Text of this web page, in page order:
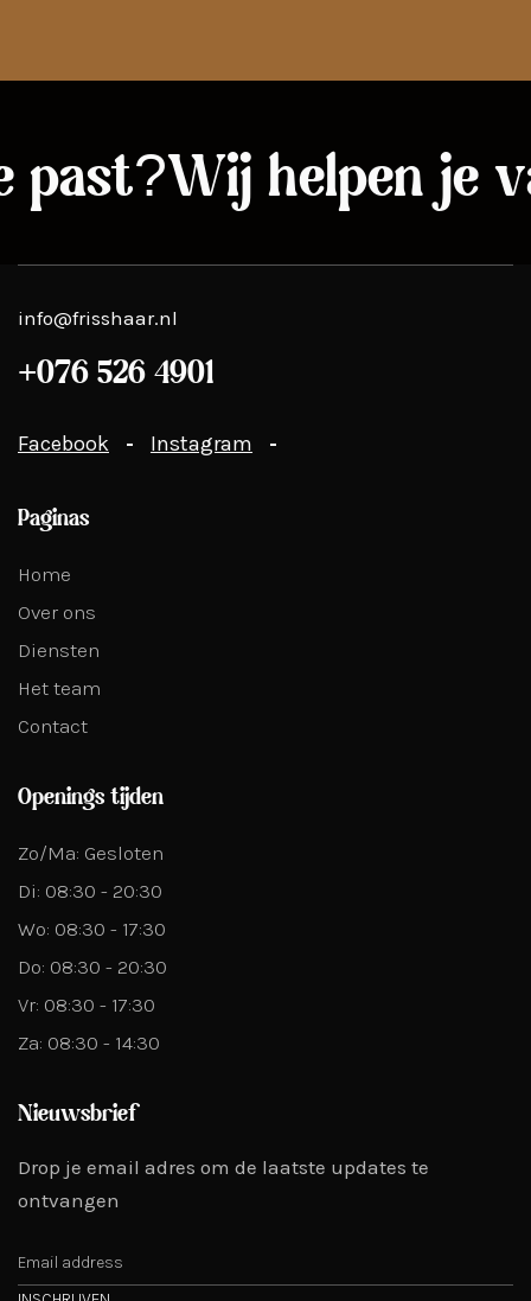
past?Wij helpen je
info@frisshaar.nl
+076 526 4901
Facebook Instagram
Paginas
Home
Over ons
Diensten
Het team
Contact
Openings tijden
Zo/Ma: Gesloten
Di: 08:30 - 20:30
Wo: 08:30 - 17:30
Do: 08:30 - 20:30
Vr: 08:30 - 17:30
Za: 08:30 - 14:30
Nieuwsbrief
Drop je email adres om de laatste updates te
ontvangen